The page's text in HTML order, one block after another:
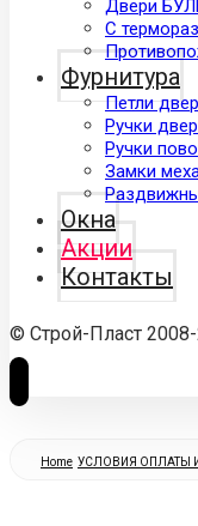
Двери
С
Фурнитура
Петли
Ручки
Ручки
Замки
Окна
Акции
Контакты
© Строй-Пласт
Home УСЛОВИЯ ОПЛАТЫ